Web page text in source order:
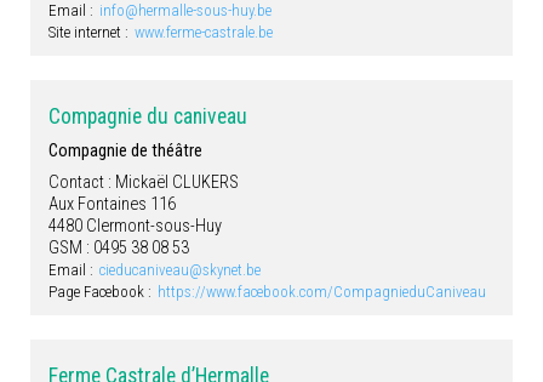
Email : info@hermalle-sous-huy.be
Site internet : www.ferme-castrale.be
Compagnie du caniveau
Compagnie de théâtre
Contact : Mickaël CLUKERS
Aux Fontaines 116
4480 Clermont-sous-Huy
GSM : 0495 38 08 53
Email : cieducaniveau@skynet.be
Page Facebook : https://www.facebook.com/CompagnieduCaniveau
Ferme Castrale d’Hermalle